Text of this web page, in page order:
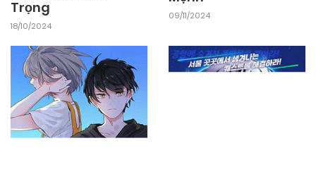
Trọng
18/10/2024
09/11/2024